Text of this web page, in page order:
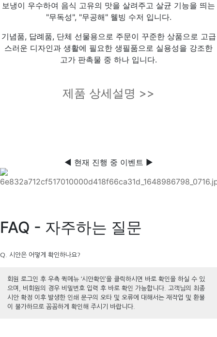
보냉이 우수하여 음식 고유의 맛을 살려주고 살균 기능을 띄는
"무독성", "무공해" 웰빙 수저 입니다.
기념품, 답례품, 단체 선물용으로 주문이 꾸준한 상품으로 고급
스러운 디자인과 생활에 필요한 생필품으로 실용성을 강조한
고가 판촉물 중 하나 입니다.
제품 상세설명 >>
◀ 현재 진행 중 이벤트 ▶
FAQ - 자주하는 질문
Q. 시안은 어떻게 확인하나요?
회원 로그인 후 우측 퀵메뉴 ‘시안확인’을 클릭하시면 바로 확인을 하실 수 있
으며, 비회원의 경우 비밀번호 입력 후 바로 확인 가능합니다. 고객님의 최종
시안 확정 이후 발생한 인쇄 문구의 오타 및 오류에 대해서는 재작업 및 환불
이 불가하므로 꼼꼼하게 확인해 주시기 바랍니다.